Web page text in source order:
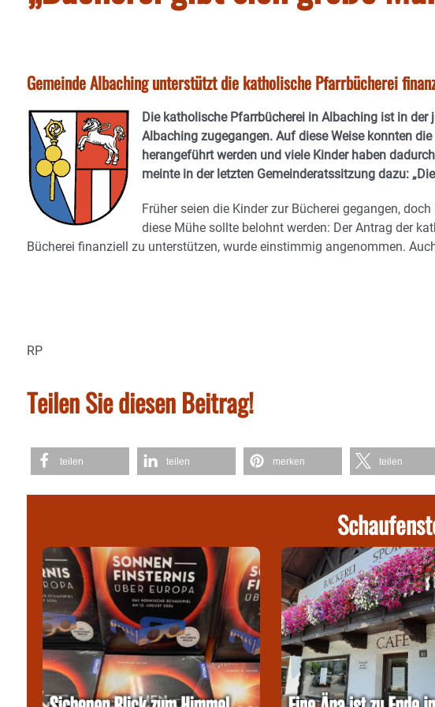
Gemeinde Albaching unterstützt die katholische Pfarrbücherei
Die katholische Pfarrbücherei in Albaching ist in
Albaching zugegangen. Auf diese Weise konnten
herangeführt werden und viele Kinder haben
meinte in der letzten Gemeinderatssitzung dazu:
Früher seien die Kinder zur Bücherei gegangen,
diese Mühe sollte belohnt werden: Der Antrag der
Bücherei finanziell zu unterstützen, wurde einstimmig angenommen.
RP
Teilen Sie diesen Beitrag!
teilen teilen merken teilen